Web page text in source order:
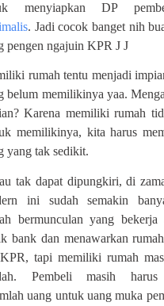
menyiapkan DP
. Jadi cocok banget nih
pengen ngajuin KPR J J
rumah tentu menjadi
belum memilikinya yaa.
Karena memiliki rumah
memilikinya, kita harus
yang tak sedikit.
tak dapat dipungkiri, di
ini sudah semakin
bermunculan yang bekerja
bank dan menawarkan
tapi memiliki rumah
Pembeli masih harus
uang untuk uang muka